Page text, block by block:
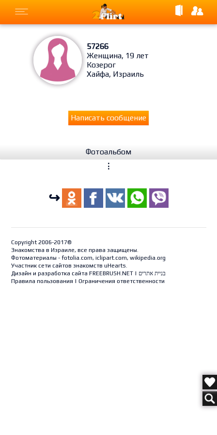
57266
Женщина, 19 лет
Козерог
Хайфа, Израиль
Написать сообщение
Фотоальбом
⋮
↪
Copyright 2006-2017©
Знакомства в Израиле, все права защищены.
Фотоматериалы - fotolia.com, iclipart.com, wikipedia.org
Участник сети сайтов знакомств uHearts.
Дизайн и разработка сайта FREEBRUSH.NET| בניית אתרים
Правила пользования | Ограничения ответственности